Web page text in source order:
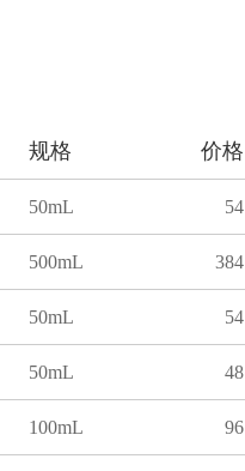
规格 价格
50mL 54
500mL 384
50mL 54
50mL 48
100mL 96